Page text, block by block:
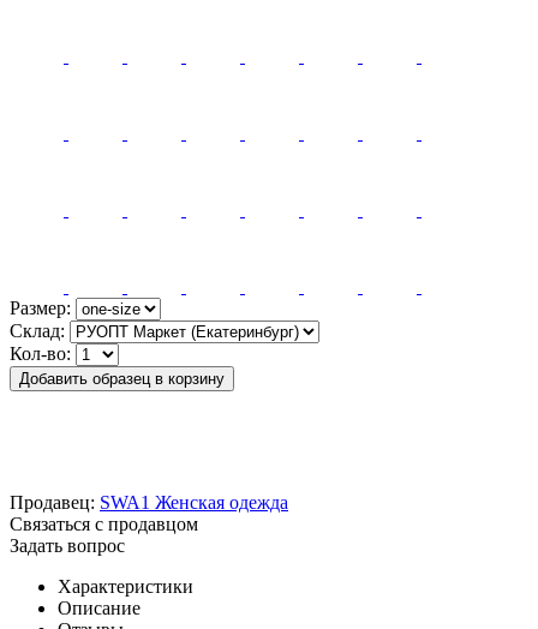
Размер:
Склад:
Кол-во:
Добавить образец в корзину
Продавец: SWA1 Женская одежда
Связаться с продавцом
Задать вопрос
Характеристики
Описание